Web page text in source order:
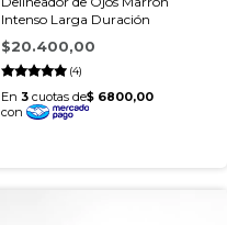
Intenso Larga Duración
(4)
$20.400,00